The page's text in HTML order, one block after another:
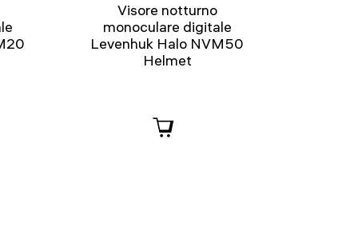
Visore notturno
monoculare digitale
Levenhuk Halo NVM50
Helmet